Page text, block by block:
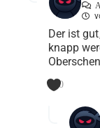
Der ist
knapp
0